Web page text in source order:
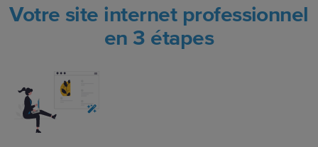
Votre site internet professionnel
en 3 étapes